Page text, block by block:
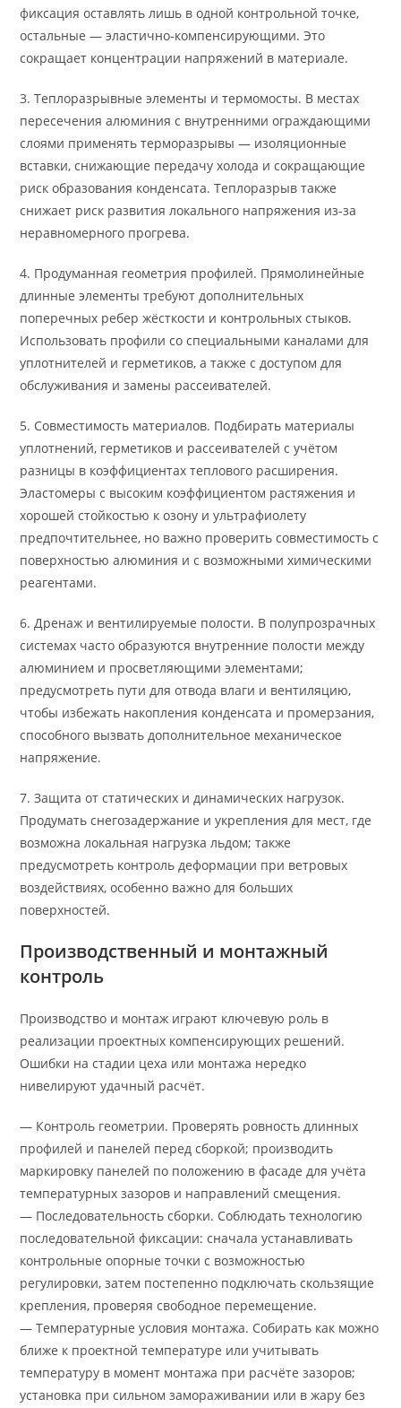
фиксация оставлять лишь в одной контрольной точке,
остальные — эластично-компенсирующими. Это
сокращает концентрации напряжений в материале.
3. Теплоразрывные элементы и термомосты. В местах
пересечения алюминия с внутренними ограждающими
слоями применять терморазрывы — изоляционные
вставки, снижающие передачу холода и сокращающие
риск образования конденсата. Теплоразрыв также
снижает риск развития локального напряжения из-за
неравномерного прогрева.
4. Продуманная геометрия профилей. Прямолинейные
длинные элементы требуют дополнительных
поперечных ребер жёсткости и контрольных стыков.
Использовать профили со специальными каналами для
уплотнителей и герметиков, а также с доступом для
обслуживания и замены рассеивателей.
5. Совместимость материалов. Подбирать материалы
уплотнений, герметиков и рассеивателей с учётом
разницы в коэффициентах теплового расширения.
Эластомеры с высоким коэффициентом растяжения и
хорошей стойкостью к озону и ультрафиолету
предпочтительнее, но важно проверить совместимость с
поверхностью алюминия и с возможными химическими
реагентами.
6. Дренаж и вентилируемые полости. В полупрозрачных
системах часто образуются внутренние полости между
алюминием и просветляющими элементами;
предусмотреть пути для отвода влаги и вентиляцию,
чтобы избежать накопления конденсата и промерзания,
способного вызвать дополнительное механическое
напряжение.
7. Защита от статических и динамических нагрузок.
Продумать снегозадержание и укрепления для мест, где
возможна локальная нагрузка льдом; также
предусмотреть контроль деформации при ветровых
воздействиях, особенно важно для больших
поверхностей.
Производственный и монтажный
контроль
Производство и монтаж играют ключевую роль в
реализации проектных компенсирующих решений.
Ошибки на стадии цеха или монтажа нередко
нивелируют удачный расчёт.
— Контроль геометрии. Проверять ровность длинных
профилей и панелей перед сборкой; производить
маркировку панелей по положению в фасаде для учёта
температурных зазоров и направлений смещения.
— Последовательность сборки. Соблюдать технологию
последовательной фиксации: сначала устанавливать
контрольные опорные точки с возможностью
регулировки, затем постепенно подключать скользящие
крепления, проверяя свободное перемещение.
— Температурные условия монтажа. Собирать как можно
ближе к проектной температуре или учитывать
температуру в момент монтажа при расчёте зазоров;
установка при сильном замораживании или в жару без